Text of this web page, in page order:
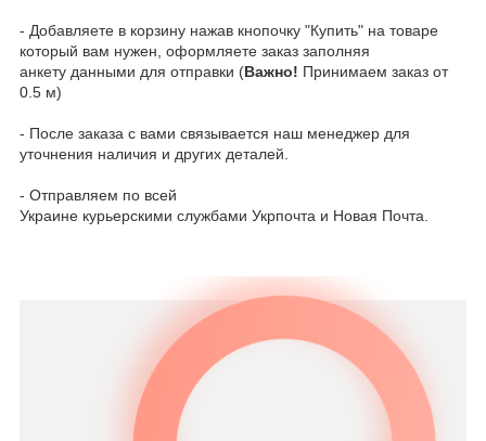
- Добавляете в корзину нажав кнопочку "Купить" на товаре
который вам нужен, оформляете заказ заполняя
анкету данными для отправки (Важно! Принимаем заказ от
0.5 м)
- После заказа с вами связывается наш менеджер для
уточнения наличия и других деталей.
- Отправляем по всей
Украине курьерскими службами Укрпочта и Новая Почта.